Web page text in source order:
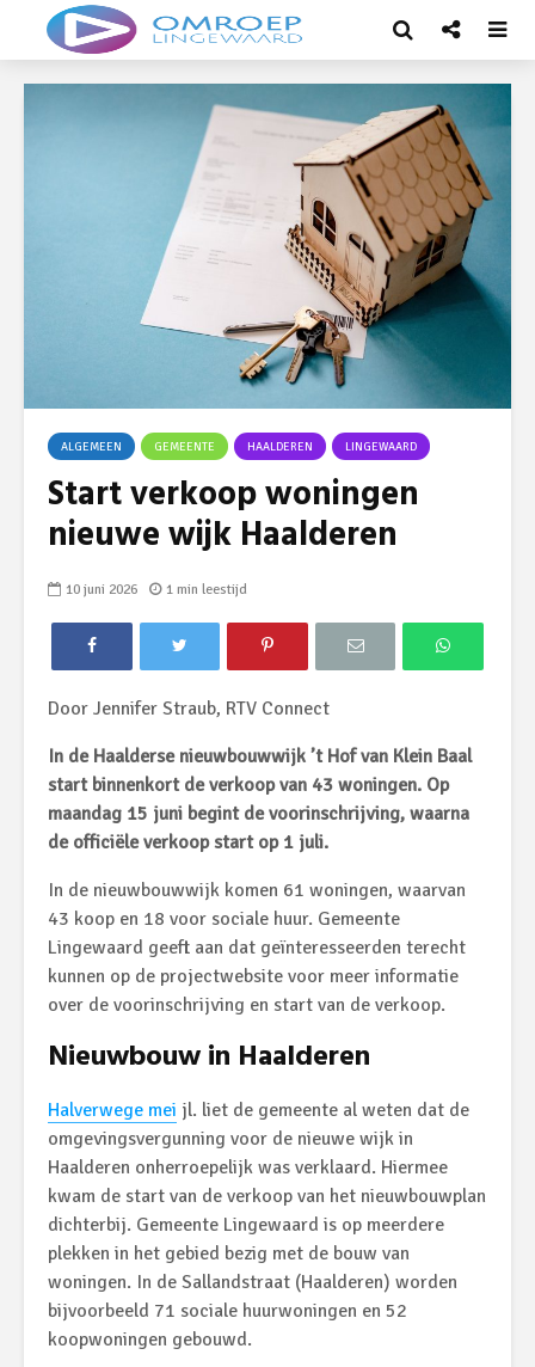
ALGEMEEN GEMEENTE HAALDEREN LINGEWAARD
Start verkoop woningen
nieuwe wijk Haalderen
10 juni 2026 1 min leestijd
Door Jennifer Straub, RTV Connect
In de Haalderse nieuwbouwwijk ’t Hof van Klein Baal
start binnenkort de verkoop van 43 woningen. Op
maandag 15 juni begint de voorinschrijving, waarna
de officiële verkoop start op 1 juli.
In de nieuwbouwwijk komen 61 woningen, waarvan
43 koop en 18 voor sociale huur. Gemeente
Lingewaard geeft aan dat geïnteresseerden terecht
kunnen op de projectwebsite voor meer informatie
over de voorinschrijving en start van de verkoop.
Nieuwbouw in Haalderen
Halverwege mei jl. liet de gemeente al weten dat de
omgevingsvergunning voor de nieuwe wijk in
Haalderen onherroepelijk was verklaard. Hiermee
kwam de start van de verkoop van het nieuwbouwplan
dichterbij. Gemeente Lingewaard is op meerdere
plekken in het gebied bezig met de bouw van
woningen. In de Sallandstraat (Haalderen) worden
bijvoorbeeld 71 sociale huurwoningen en 52
koopwoningen gebouwd.